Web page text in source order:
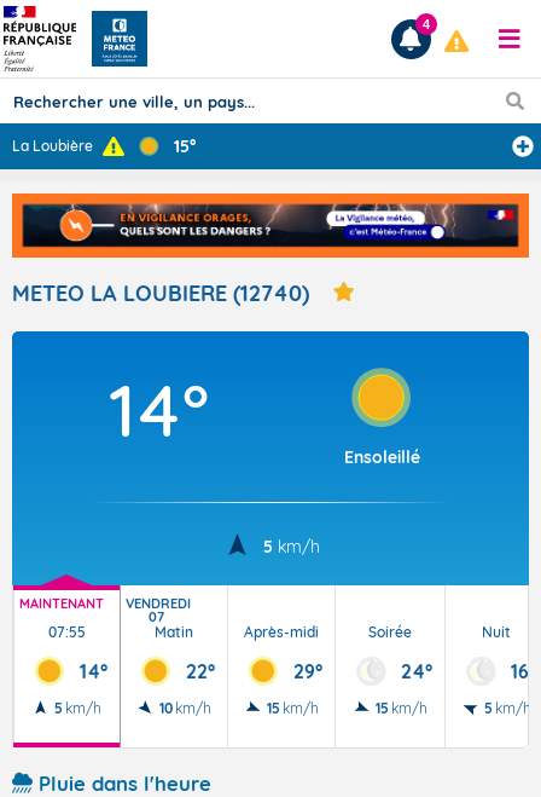
Prévisions
TOUS LES RÉSULTATS
Articles
4
La Loubière 15°
METEO LA LOUBIERE (12740)
14°
Ensoleillé
5 km/h
MAINTENANT
07:55
14°
5 km/h
VENDREDI
07
Matin
22°
10 km/h
Après-midi
29°
15 km/h
Soirée
24°
15 km/h
Nuit
16°
5 km/h
Pluie dans l'heure